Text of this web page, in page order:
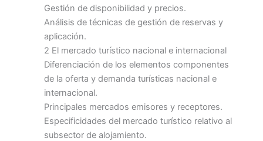
Gestión de disponibilidad y precios.
Análisis de técnicas de gestión de reservas y
aplicación.
2 El mercado turístico nacional e internacional
Diferenciación de los elementos componentes
de la oferta y demanda turísticas nacional e
internacional.
Principales mercados emisores y receptores.
Especificidades del mercado turístico relativo al
subsector de alojamiento.